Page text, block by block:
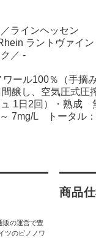
ラインヘッセン
ラントヴァイン
／ -
ール100％（手摘
間醸し、空気圧式
1日2回）・熟成
7mg/L トータル
販の運営で豊
ツのピノノワ
商品